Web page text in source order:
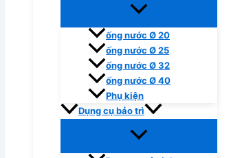
ống nước Ø 20
ống nước Ø 25
ống nước Ø 32
ống nước Ø 40
Phụ kiện
Dụng cụ bảo trì